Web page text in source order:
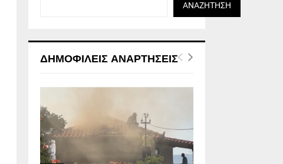
ΑΝΑΖΉΤΗΣΗ
ΔΗΜΟΦΙΛΕΊΣ ΑΝΑΡΤΉΣΕΙΣ